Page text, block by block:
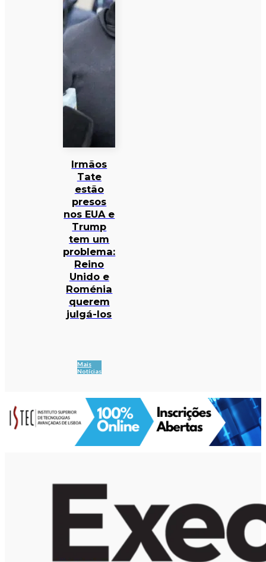
Irmãos
Tate
estão
presos
nos EUA e
Trump
tem um
problema:
Reino
Unido e
Roménia
querem
julgá-los
Mais
Notícias